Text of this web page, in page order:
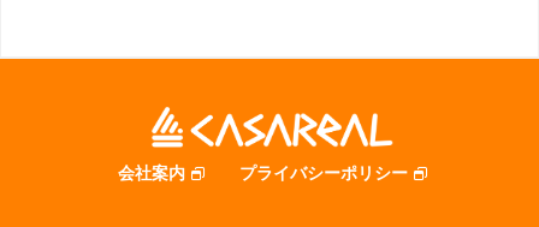
会社案内 プライバシーポリシー